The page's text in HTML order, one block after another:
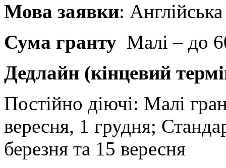
Мова заявки: Англійська
Сума гранту Малі – до
Дедлайн (кінцевий
Постійно діючі: Малі
вересня, 1 грудня;
березня та 15 вересня